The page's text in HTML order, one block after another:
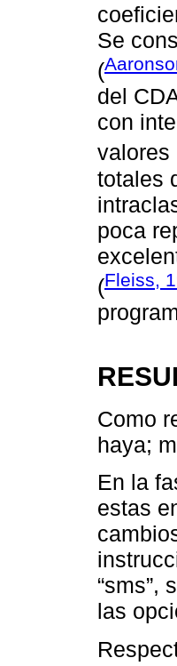
Se
(
del
con
valores
totales
poca
(Fleiss,
Como
haya;
En la
estas
“sms”,
las